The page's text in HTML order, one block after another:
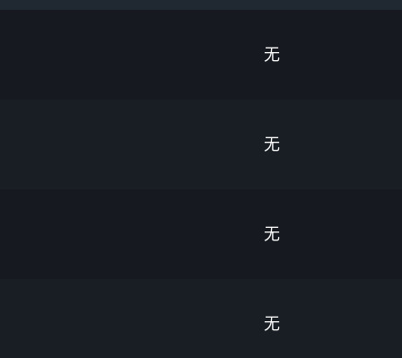
无
无
无
无